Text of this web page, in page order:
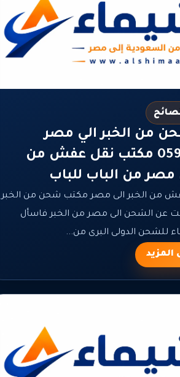
من الخبر الي مصر
0596778610 مكتب نقل عفش من
مصر من الباب للباب
من الخبر الى مصر مكتب شحن من الخبر
عن الشحن الى مصر من الخبر فاسأل
للشحن الدولى البرى من...